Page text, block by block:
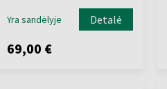
Yra sandėlyje Detalė
69,00 €